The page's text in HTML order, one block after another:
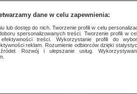
SUBSKRYBUJ
dane w celu zapewnienia:
lub dostęp do nich. Tworzenie profili w celu
spersonalizowanych treści. Tworzenie profili w
treści. Wykorzystanie profili do
reklam. Rozumienie odbiorców dzięki
Rozwój i ulepszanie usług.